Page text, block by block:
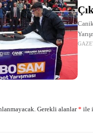
Gerekli alanlar* ile